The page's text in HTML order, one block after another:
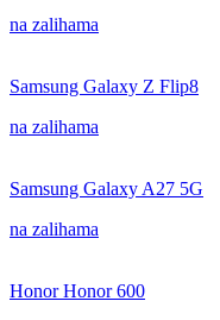
na zalihama
Samsung Galaxy Z Flip8
na zalihama
Samsung Galaxy A27 5G
na zalihama
Honor Honor 600